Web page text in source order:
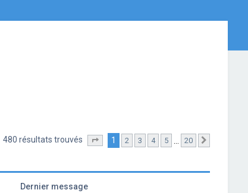
480 résultats trouvés Page sur 20
1 2 3 4 5 20
Dernier message